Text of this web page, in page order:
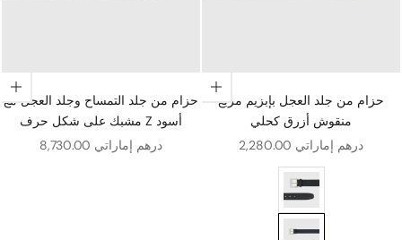
اختيار الخيارات
حزام من جلد التمساح وجلد العجل مع
مشبك على شكل حرف Z أسود
سعر البيع 8,730.00 درهم إماراتي
اختيار الخيارات
حزام من جلد العجل بإبزيم مربع
منقوش أزرق كحلي
سعر البيع 2,280.00 درهم إماراتي
مربع محفور أسود
منقوش أزرق كحلي